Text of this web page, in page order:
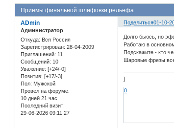
Приемы финальной шлифовки рельефа
Поделиться01-10-
ADmin
Администратор
Откуда: Вся Россия
Зарегистрирован: 28-04-2009
Приглашений: 11
Сообщений: 10
Уважение: [+24/-0]
Позитив: [+17/-3]
Пол: Мужской
Провел на форуме:
10 дней 21 час
Последний визит:
29-06-2026 09:11:27
Долго бьюсь, но
Работаю в
Подскажите - кто
Шаровые фрезы все
]
0